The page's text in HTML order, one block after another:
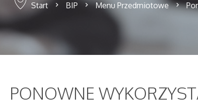
Start BIP Menu Przedmiotowe
PONOWNE